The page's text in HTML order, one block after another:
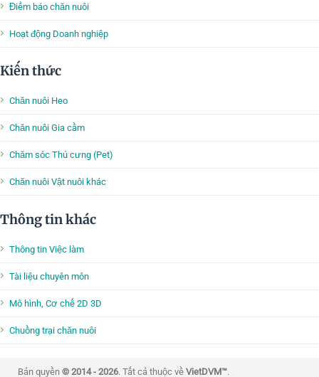
Điểm báo chăn nuôi
Hoạt động Doanh nghiệp
Kiến thức
Chăn nuôi Heo
Chăn nuôi Gia cầm
Chăm sóc Thú cưng (Pet)
Chăn nuôi Vật nuôi khác
Thông tin khác
Thông tin Việc làm
Tài liệu chuyên môn
Mô hình, Cơ chế 2D 3D
Chuồng trại chăn nuôi
Bản quyền © 2014 - 2026. Tất cả thuộc về VietDVM™.